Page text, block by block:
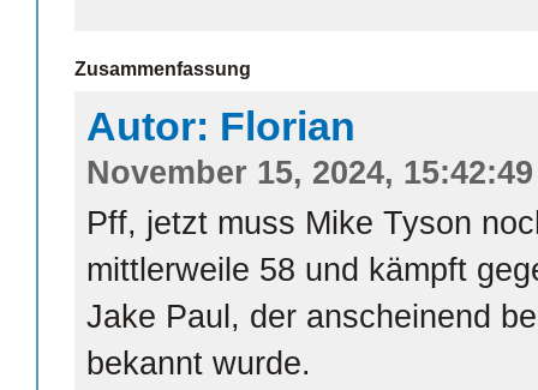
Zusammenfassung
Autor: Florian
November 15, 2024, 15:42:49
Pff, jetzt muss Mike Tyson
mittlerweile 58 und kämpft
Jake Paul, der anscheinend
bekannt wurde.